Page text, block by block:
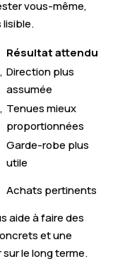
vous-même,
Résultat attendu
Direction plus
assumée
Tenues mieux
proportionnées
Garde-robe plus
utile
Achats pertinents
aide à faire des
et une
le long terme.